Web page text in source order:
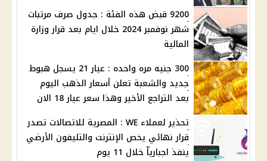
9200 قبض هذه الفئة : جدول صرف مرتبات
شهر نوفمبر 2024 خلال ايام بعد قرار وزارة
المالية
300 جنيه مره واحده : عيار 21 يسجل هبوط
جديد والشعبة تعلن أسعار الذهب اليوم
بعد التراجع الأخير وهذا سعر عيار 18 الان
تحذير لعملاء WE : المصرية للاتصالات تصدر
قرار نهائي يخص الإنترنت والتليفون الأرضي
ينفذ اجبارياّ خلال 11 يوم